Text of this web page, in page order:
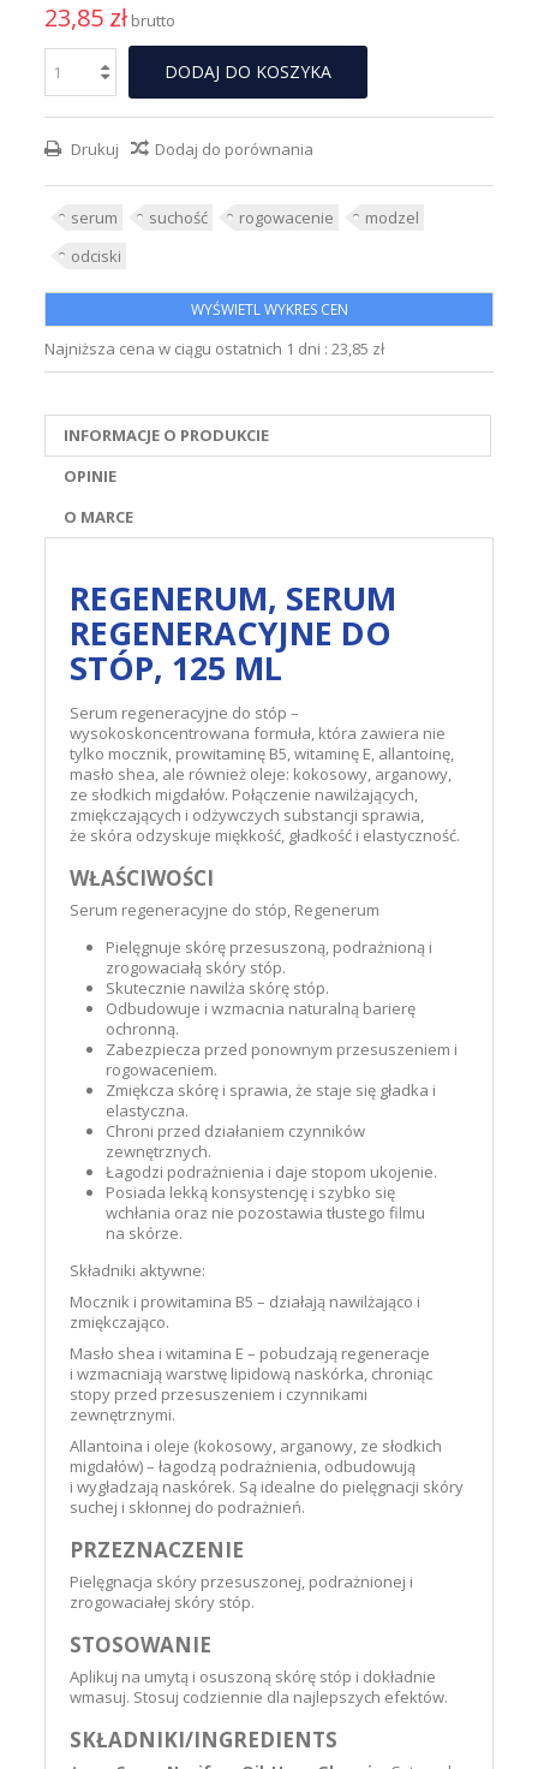
23,85 zł brutto
DODAJ DO KOSZYKA
Drukuj Dodaj do porównania
serum suchość rogowacenie
modzel
odciski
WYŚWIETL WYKRES CEN
Najniższa cena w ciągu ostatnich 1 dni : 23,85 zł
INFORMACJE O PRODUKCIE
OPINIE
O MARCE
REGENERUM, SERUM
REGENERACYJNE DO
STÓP, 125 ML
Serum regeneracyjne do stóp –
wysokoskoncentrowana formuła, która zawiera nie
tylko mocznik, prowitaminę B5, witaminę E, allantoinę,
masło shea, ale również oleje: kokosowy, arganowy,
ze słodkich migdałów. Połączenie nawilżających,
zmiękczających i odżywczych substancji sprawia,
że skóra odzyskuje miękkość, gładkość i elastyczność.
WŁAŚCIWOŚCI
Serum regeneracyjne do stóp, Regenerum
Pielęgnuje skórę przesuszoną, podrażnioną i
zrogowaciałą skóry stóp.
Skutecznie nawilża skórę stóp.
Odbudowuje i wzmacnia naturalną barierę
ochronną.
Zabezpiecza przed ponownym przesuszeniem i
rogowaceniem.
Zmiękcza skórę i sprawia, że staje się gładka i
elastyczna.
Chroni przed działaniem czynników
zewnętrznych.
Łagodzi podrażnienia i daje stopom ukojenie.
Posiada lekką konsystencję i szybko się
wchłania oraz nie pozostawia tłustego filmu
na skórze.
Składniki aktywne:
Mocznik i prowitamina B5 – działają nawilżająco i
zmiękczająco.
Masło shea i witamina E – pobudzają regeneracje
i wzmacniają warstwę lipidową naskórka, chroniąc
stopy przed przesuszeniem i czynnikami
zewnętrznymi.
Allantoina i oleje (kokosowy, arganowy, ze słodkich
migdałów) – łagodzą podrażnienia, odbudowują
i wygładzają naskórek. Są idealne do pielęgnacji skóry
suchej i skłonnej do podrażnień.
PRZEZNACZENIE
Pielęgnacja skóry przesuszonej, podrażnionej i
zrogowaciałej skóry stóp.
STOSOWANIE
Aplikuj na umytą i osuszoną skórę stóp i dokładnie
wmasuj. Stosuj codziennie dla najlepszych efektów.
SKŁADNIKI/INGREDIENTS